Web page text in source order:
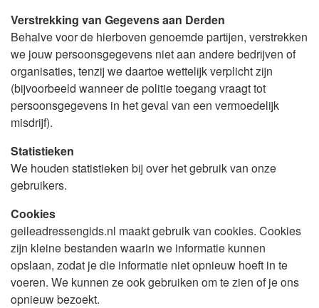
Verstrekking van Gegevens aan Derden
Behalve voor de hierboven genoemde partijen, verstrekken
we jouw persoonsgegevens niet aan andere bedrijven of
organisaties, tenzij we daartoe wettelijk verplicht zijn
(bijvoorbeeld wanneer de politie toegang vraagt tot
persoonsgegevens in het geval van een vermoedelijk
misdrijf).
Statistieken
We houden statistieken bij over het gebruik van onze
gebruikers.
Cookies
geileadressengids.nl maakt gebruik van cookies. Cookies
zijn kleine bestanden waarin we informatie kunnen
opslaan, zodat je die informatie niet opnieuw hoeft in te
voeren. We kunnen ze ook gebruiken om te zien of je ons
opnieuw bezoekt.